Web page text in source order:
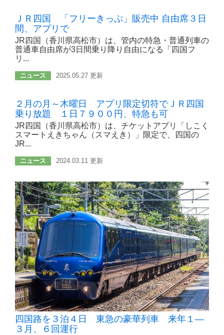
ＪＲ四国 「フリーきっぷ」販売中 自由席３日
間、アプリで
JR四国（香川県高松市）は、管内の特急・普通列車の
普通車自由席が3日間乗り降り自由になる「四国フ
リ...
ニュース 2025.05.27 更新
２月の月～木曜日 アプリ限定切符でＪＲ四国
乗り放題 １日７９００円、特急も可
JR四国（香川県高松市）は、チケットアプリ「しこく
スマートえきちゃん（スマえき）」限定で、四国の
JR...
ニュース 2024.03.11 更新
四国路を３泊４日 東急の豪華列車 来年１―
３月、６回運行